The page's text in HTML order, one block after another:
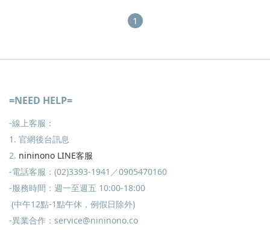
1
=NEED HELP=
-線上客服：
1. 官網後台訊息
2. nininono LINE客服
-電話客服：(02)3393-1941／0905470160
-服務時間：週一至週五 10:00-18:00
(中午12點-1點午休，例假日除外)
-異業合作：service@nininono.co